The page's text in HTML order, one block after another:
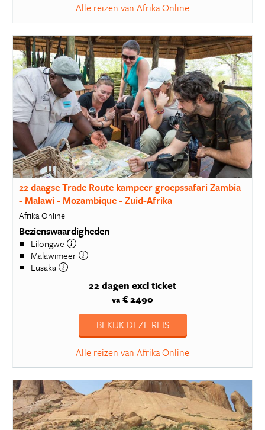
Alle reizen van Afrika Online
22 daagse Trade Route kampeer groepssafari Zambia
- Malawi - Mozambique - Zuid-Afrika
Afrika Online
Bezienswaardigheden
Lilongwe
Malawimeer
Lusaka
22 dagen excl ticket
va € 2490
BEKIJK DEZE REIS
Alle reizen van Afrika Online